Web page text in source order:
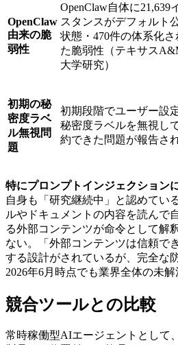
OpenClaw
由来の脆
弱性
OpenClaw自体に21,639
スタンスがデフォルト
状態・470件の体系化さ
た脆弱性（テキサス
大学研究）
初期の秘
密度ラベ
ル無視問
題
初期段階でユーザー設
秘密度ラベルを無視し
約できた問題が報告さ
特にプロンプトインジェクション
自身も「研究継続中」と認めてい
ルやドキュメントの内容を読んで
る外部コンテンツが命令として解
ない。「外部コンテンツは信頼で
する設計がされているが、完全な
2026年6月時点でも業界全体の未解
競合ツールとの比較
常時稼働型AIエージェントとして